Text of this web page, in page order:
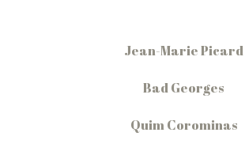
Jean-Marie Picard
Bad Georges
Quim Corominas